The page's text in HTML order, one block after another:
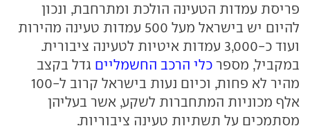
פריסת עמדות הטעינה הולכת ומתרחבת, ונכון
להיום יש בישראל מעל 500 עמדות טעינה מהירות
ועוד כ-3,000 עמדות איטיות לטעינה ציבורית.
במקביל, מספר כלי הרכב החשמליים גדל בקצב
מהיר לא פחות, וכיום נעות בישראל קרוב ל-100
אלף מכוניות המתחברות לשקע, אשר בעליהן
מסתמכים על תשתיות טעינה ציבוריות.